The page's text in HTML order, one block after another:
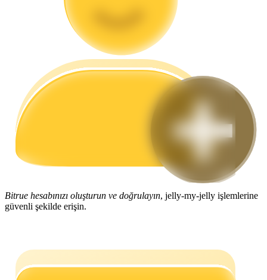
Ticaret stratejileri
Nasıl kârlı kalabileceğinizi öğrenin
Kazan
Bitrue hesabınızı oluşturun ve doğrulayın, jelly-my-jelly işlemlerine
güvenli şekilde erişin.